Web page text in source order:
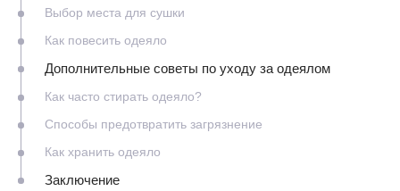
Выбор места для сушки
Как повесить одеяло
Дополнительные советы по уходу за одеялом
Как часто стирать одеяло?
Способы предотвратить загрязнение
Как хранить одеяло
Заключение